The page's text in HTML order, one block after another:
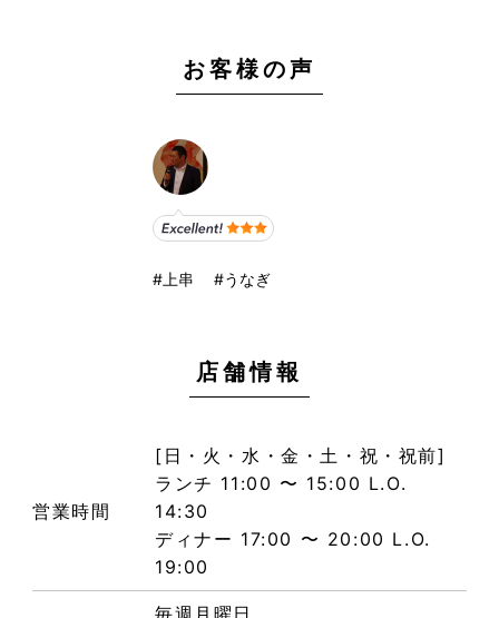
お客様の声
#上串 #うなぎ
店舗情報
営業時間
[日・火・水・金・土・祝・祝前]
ランチ 11:00 〜 15:00 L.O.
14:30
ディナー 17:00 〜 20:00 L.O.
19:00
毎週月曜日